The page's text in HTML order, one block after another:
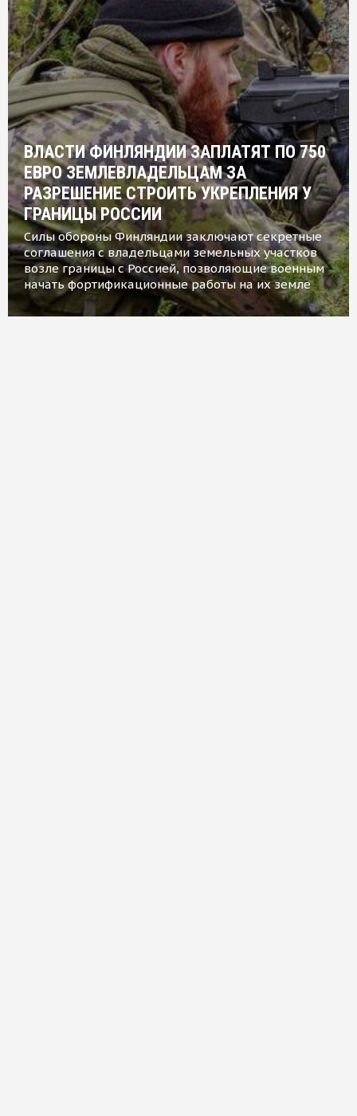
ВЛАСТИ ФИНЛЯНДИИ ЗАПЛАТЯТ ПО 750
ЕВРО ЗЕМЛЕВЛАДЕЛЬЦАМ ЗА
РАЗРЕШЕНИЕ СТРОИТЬ УКРЕПЛЕНИЯ У
ГРАНИЦЫ РОССИИ
Силы обороны Финляндии заключают секретные
соглашения с владельцами земельных участков
возле границы с Россией, позволяющие военным
начать фортификационные работы на их земле